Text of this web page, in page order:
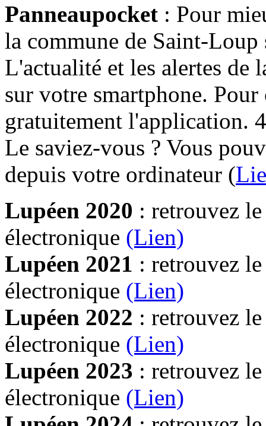
Panneaupocket : Pour
la commune de Saint-Loup
L'actualité et les alertes de
sur votre smartphone.
gratuitement l'application.
Le saviez-vous ? Vous
depuis votre ordinateur (
Lupéen 2020 : retrouvez
électronique (Lien)
Lupéen 2021 : retrouvez
électronique (Lien)
Lupéen 2022 : retrouvez
électronique (Lien)
Lupéen 2023 : retrouvez
électronique (Lien)